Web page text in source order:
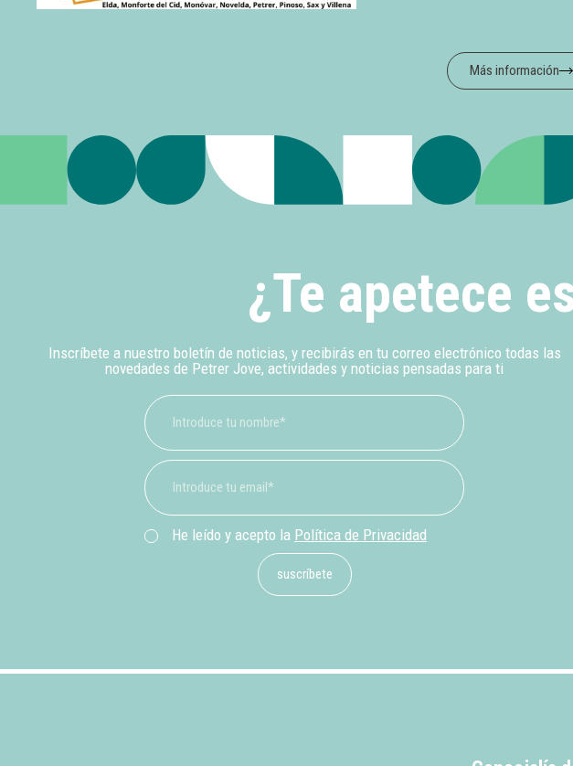
Más información
¿Te apetece
Inscríbete a nuestro boletín de noticias, y recibirás en tu correo electrónico todas las
novedades de Petrer Jove, actividades y noticias pensadas para ti
He leído y acepto la Política de Privacidad
suscríbete